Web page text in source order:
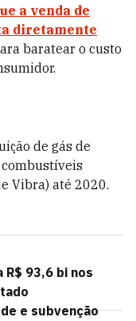
a venda de
diretamente
baratear o custo
de gás de
Vibra) até 2020.
93,6 bi nos
e subvenção